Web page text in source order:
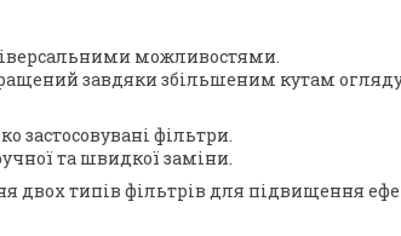
можливостями.
завдяки збільшеним кутам
застосовувані фільтри.
та швидкої заміни.
двох типів фільтрів для підвищення